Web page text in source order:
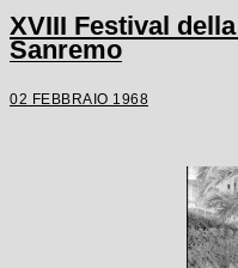
XVIII Festival
Sanremo
02 FEBBRAIO 1968